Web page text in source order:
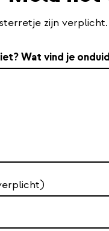
zijn verplicht.
Wat vind je